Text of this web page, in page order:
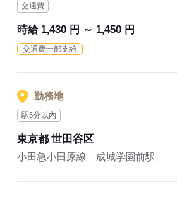
入浴の介助はありません。
業界シェアトップクラスの企業が運
厚生や研修制度などが充実していま
交通費
時給 1,430 円 ～ 1,450 円
交通費一部支給
勤務地
駅5分以内
東京都 世田谷区
小田急小田原線 成城学園前駅